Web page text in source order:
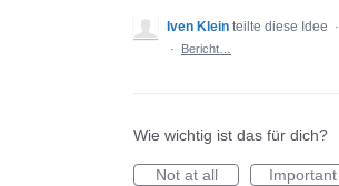
Iven Klein teilte diese Idee ·
·
Bericht…
Wie wichtig ist das für dich?
Not at all
Important